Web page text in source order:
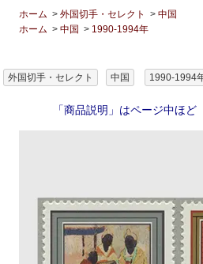
ホーム >外国切手・セレクト >中国
ホーム >中国 > 1990-1994年
外国切手・セレクト 中国 1990-1994
「商品説明」はページ中ほど